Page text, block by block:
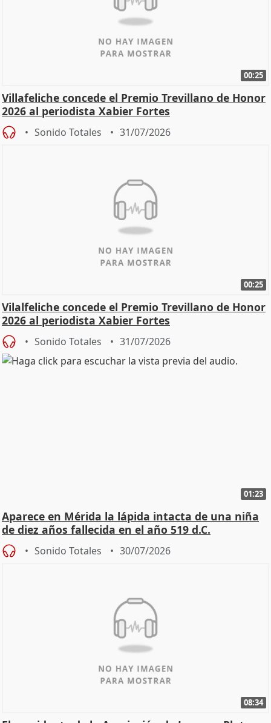
00:25
Villafeliche concede el Premio Trevillano de Honor
2026 al periodista Xabier Fortes
Sonido Totales 31/07/2026
00:25
Vilalfeliche concede el Premio Trevillano de Honor
2026 al periodista Xabier Fortes
Sonido Totales 31/07/2026
01:23
Aparece en Mérida la lápida intacta de una niña
de diez años fallecida en el año 519 d.C.
Sonido Totales 30/07/2026
08:34